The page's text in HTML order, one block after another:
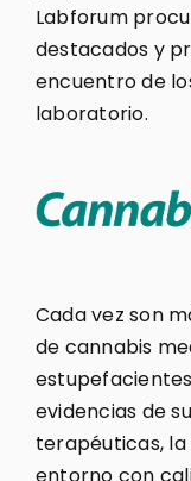
Labforum
destacados y
encuentro de
laboratorio.
Cada vez son
de cannabis
evidencias de
terapéuticas, la